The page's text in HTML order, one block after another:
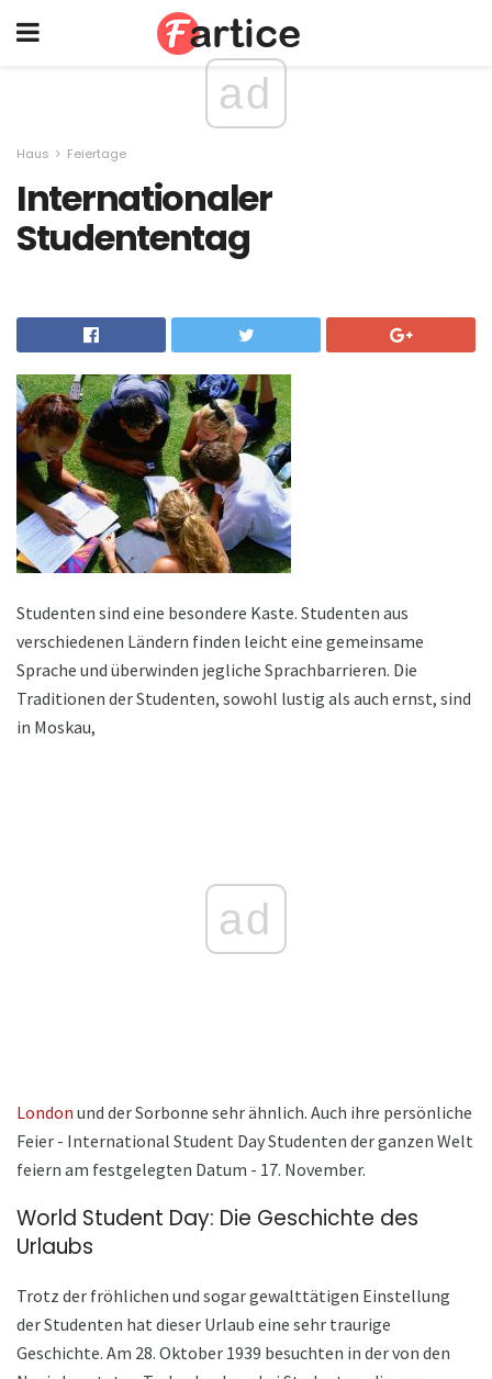
ad
Haus Feiertage
Internationaler
Studententag
Studenten sind eine besondere Kaste. Studenten aus
verschiedenen Ländern finden leicht eine gemeinsame
Sprache und überwinden jegliche Sprachbarrieren. Die
Traditionen der Studenten, sowohl lustig als auch ernst, sind
in Moskau,
ad
London und der Sorbonne sehr ähnlich. Auch ihre persönliche
Feier - International Student Day Studenten der ganzen Welt
feiern am festgelegten Datum - 17. November.
World Student Day: Die Geschichte des
Urlaubs
Trotz der fröhlichen und sogar gewalttätigen Einstellung
der Studenten hat dieser Urlaub eine sehr traurige
Geschichte. Am 28. Oktober 1939 besuchten in der von den